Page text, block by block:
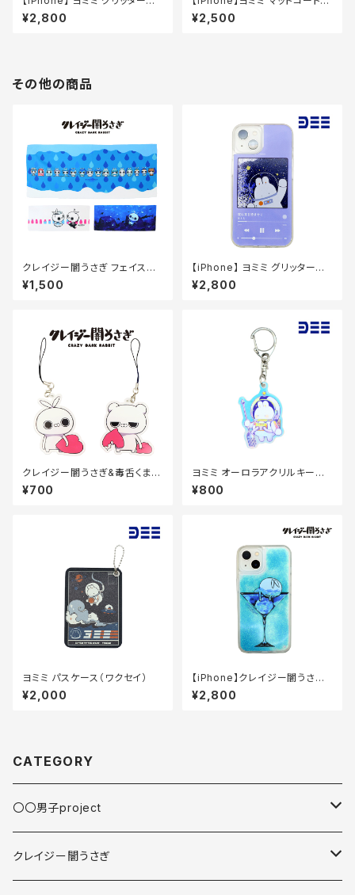
マホケース（Heart）
¥2,800
ース（夕焼けドット）
¥2,500
その他の商品
クレイジー闇うさぎ フェイスタ
オル
¥1,500
【iPhone】 ヨミミ グリッタース
マホケース
¥2,800
クレイジー闇うさぎ&毒舌くま
アクリルキーホルダー70×70m
m
¥700
ヨミミ オーロラアクリルキーホ
ルダー（スイーツ）50×50mm
¥800
ヨミミ パスケース（ワクセイ）
¥2,000
【iPhone】クレイジー闇うさぎ
グリッターケース（BlueMoon）
¥2,800
CATEGORY
〇〇男子project
缶バッジ
クレイジー闇うさぎ